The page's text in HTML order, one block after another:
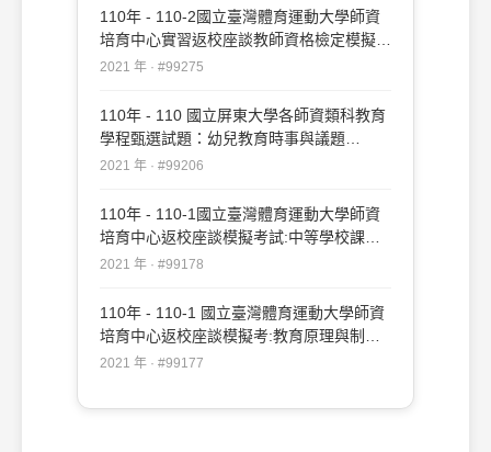
110年 - 110-2國立臺灣體育運動大學師資
培育中心實習返校座談教師資格檢定模擬
考:教育原理與制度#99275
2021 年 · #99275
110年 - 110 國立屏東大學各師資類科教育
學程甄選試題：幼兒教育時事與議題
#99206
2021 年 · #99206
110年 - 110-1國立臺灣體育運動大學師資
培育中心返校座談模擬考試:中等學校課程
與教學#99178
2021 年 · #99178
110年 - 110-1 國立臺灣體育運動大學師資
培育中心返校座談模擬考:教育原理與制度
#99177
2021 年 · #99177